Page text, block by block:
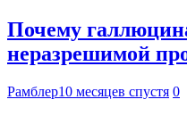
Почему
неразрешимой
Рамблер10 месяцев спустя 0